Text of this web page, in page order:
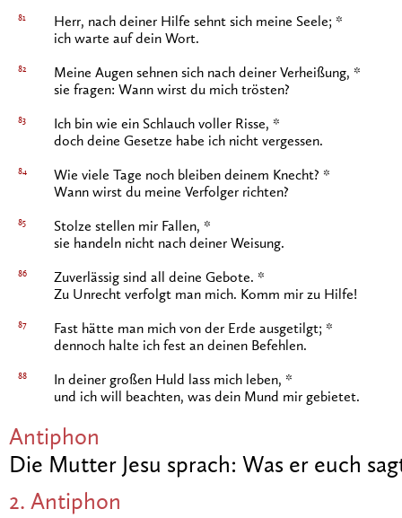
81
Herr, nach deiner Hilfe sehnt sich meine Seele; *
ich warte auf dein Wort.
82
Meine Augen sehnen sich nach deiner Verheißung, *
sie fragen: Wann wirst du mich trösten?
83
Ich bin wie ein Schlauch voller Risse, *
doch deine Gesetze habe ich nicht vergessen.
84
Wie viele Tage noch bleiben deinem Knecht? *
Wann wirst du meine Verfolger richten?
85
Stolze stellen mir Fallen, *
sie handeln nicht nach deiner Weisung.
86
Zuverlässig sind all deine Gebote. *
Zu Unrecht verfolgt man mich. Komm mir zu Hilfe!
87
Fast hätte man mich von der Erde ausgetilgt; *
dennoch halte ich fest an deinen Befehlen.
88
In deiner großen Huld lass mich leben, *
und ich will beachten, was dein Mund mir gebietet.
Antiphon
Die Mutter Jesu sprach: Was er euch
2. Antiphon